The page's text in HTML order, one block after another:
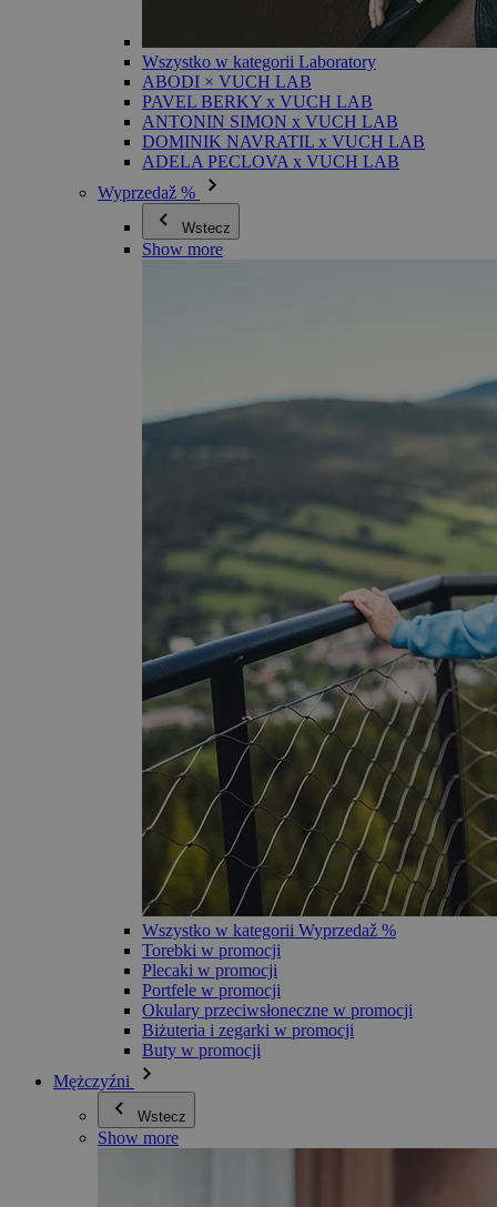
Wszystko w kategorii Laboratory
ABODI × VUCH LAB
PAVEL BERKY x VUCH LAB
ANTONIN SIMON x VUCH LAB
DOMINIK NAVRATIL x VUCH LAB
ADELA PECLOVA x VUCH LAB
Wyprzedaž %
Wstecz
Show more
Wszystko w kategorii Wyprzedaž %
Torebki w promocji
Plecaki w promocji
Portfele w promocji
Okulary przeciwsłoneczne w promocji
Biżuteria i zegarki w promocji
Buty w promocji
Mężczyźni
Wstecz
Show more